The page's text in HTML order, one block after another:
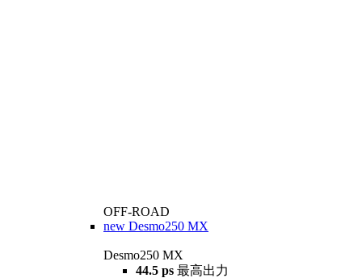
OFF-ROAD
new Desmo250 MX
Desmo250 MX
44.5 ps 最高出力